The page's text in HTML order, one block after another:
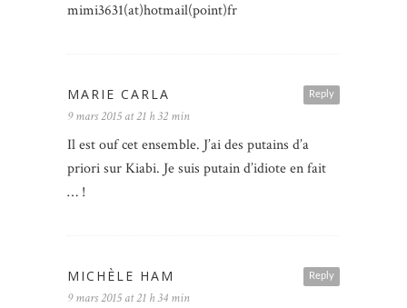
mimi3631(at)hotmail(point)fr
Reply
MARIE CARLA
9 mars 2015 at 21 h 32 min
Il est ouf cet ensemble. J’ai des putains d’a
priori sur Kiabi. Je suis putain d’idiote en fait
… !
Reply
MICHÈLE HAM
9 mars 2015 at 21 h 34 min